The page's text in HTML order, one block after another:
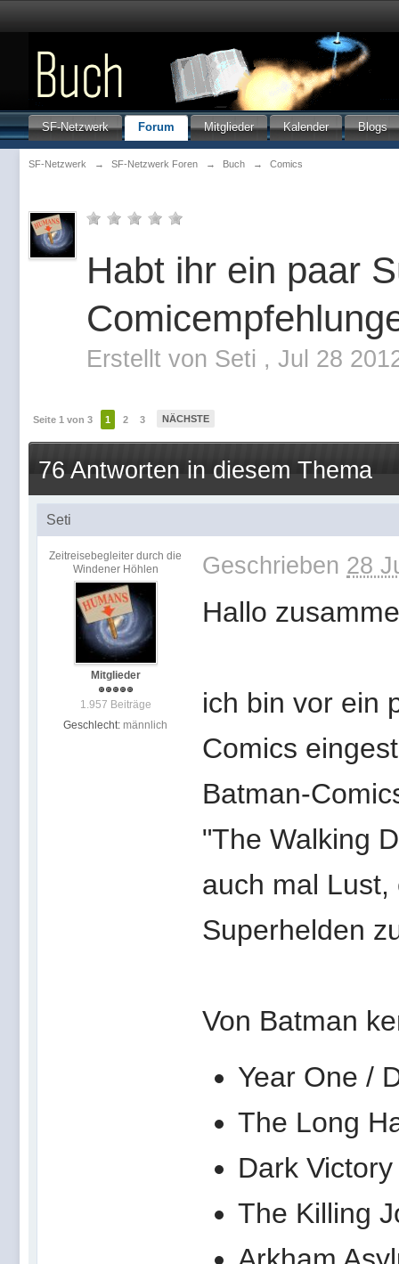
SF-Netzwerk Forum Mitglieder Kalender Blogs
SF-Netzwerk → SF-Netzwerk Foren → Buch → Comics
Habt ihr ein paar
Erstellt von Seti , Jul 28
Seite 1 von 3 1 2 3 NÄCHSTE
76 Antworten in diesem Thema
Seti
Zeitreisebegleiter durch die
Windener Höhlen
Mitglieder
1.957 Beiträge
Geschlecht: männlich
Geschrieben 28
Hallo
ich bin vor ein
Comics
Batman-
"The Walking
auch mal
Superhelden
Von Batman
Year One /
The Long
Dark Victory
The Killing